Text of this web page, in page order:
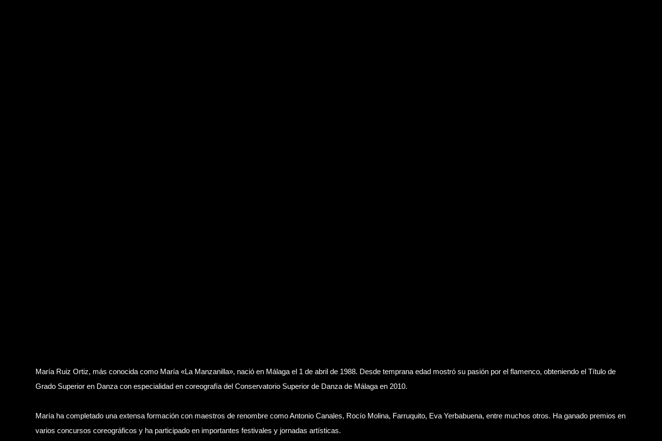
María Ruiz Ortiz, más conocida como María «La Manzanilla», nació en Málaga el 1 de abril de 1988. Desde temprana edad mostró su pasión por el flamenco, obteniendo el Título de
Grado Superior en Danza con especialidad en coreografía del Conservatorio Superior de Danza de Málaga en 2010.
María ha completado una extensa formación con maestros de renombre como Antonio Canales, Rocío Molina, Farruquito, Eva Yerbabuena, entre muchos otros. Ha ganado premios en
varios concursos coreográficos y ha participado en importantes festivales y jornadas artísticas.